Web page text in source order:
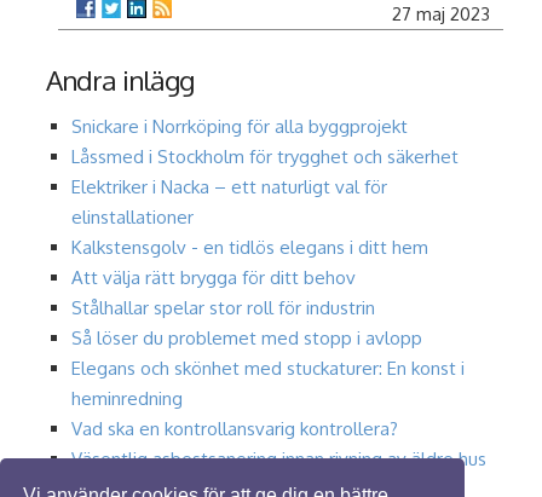
27 maj 2023
Andra inlägg
Snickare i Norrköping för alla byggprojekt
Låssmed i Stockholm för trygghet och säkerhet
Elektriker i Nacka – ett naturligt val för
elinstallationer
Kalkstensgolv - en tidlös elegans i ditt hem
Att välja rätt brygga för ditt behov
Stålhallar spelar stor roll för industrin
Så löser du problemet med stopp i avlopp
Elegans och skönhet med stuckaturer: En konst i
heminredning
Vad ska en kontrollansvarig kontrollera?
Väsentlig asbestsanering innan rivning av äldre hus
i Linköping